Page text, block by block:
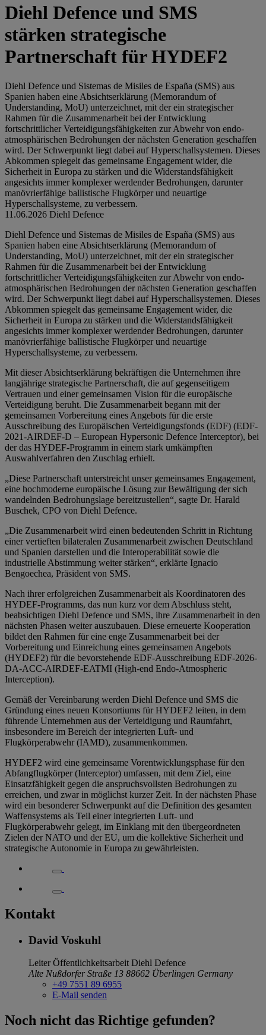
Diehl Defence und SMS
stärken strategische
Partnerschaft für HYDEF2
Diehl Defence und Sistemas de Misiles de España (SMS) aus
Spanien haben eine Absichtserklärung (Memorandum of
Understanding, MoU) unterzeichnet, mit der ein strategischer
Rahmen für die Zusammenarbeit bei der Entwicklung
fortschrittlicher Verteidigungsfähigkeiten zur Abwehr von endo-
atmosphärischen Bedrohungen der nächsten Generation geschaffen
wird. Der Schwerpunkt liegt dabei auf Hyperschallsystemen. Dieses
Abkommen spiegelt das gemeinsame Engagement wider, die
Sicherheit in Europa zu stärken und die Widerstandsfähigkeit
angesichts immer komplexer werdender Bedrohungen, darunter
manövrierfähige ballistische Flugkörper und neuartige
Hyperschallsysteme, zu verbessern.
11.06.2026 Diehl Defence
Diehl Defence und Sistemas de Misiles de España (SMS) aus
Spanien haben eine Absichtserklärung (Memorandum of
Understanding, MoU) unterzeichnet, mit der ein strategischer
Rahmen für die Zusammenarbeit bei der Entwicklung
fortschrittlicher Verteidigungsfähigkeiten zur Abwehr von endo-
atmosphärischen Bedrohungen der nächsten Generation geschaffen
wird. Der Schwerpunkt liegt dabei auf Hyperschallsystemen. Dieses
Abkommen spiegelt das gemeinsame Engagement wider, die
Sicherheit in Europa zu stärken und die Widerstandsfähigkeit
angesichts immer komplexer werdender Bedrohungen, darunter
manövrierfähige ballistische Flugkörper und neuartige
Hyperschallsysteme, zu verbessern.
Mit dieser Absichtserklärung bekräftigen die Unternehmen ihre
langjährige strategische Partnerschaft, die auf gegenseitigem
Vertrauen und einer gemeinsamen Vision für die europäische
Verteidigung beruht. Die Zusammenarbeit begann mit der
gemeinsamen Vorbereitung eines Angebots für die erste
Ausschreibung des Europäischen Verteidigungsfonds (EDF) (EDF-
2021-AIRDEF-D – European Hypersonic Defence Interceptor), bei
der das HYDEF-Programm in einem stark umkämpften
Auswahlverfahren den Zuschlag erhielt.
„Diese Partnerschaft unterstreicht unser gemeinsames Engagement,
eine hochmoderne europäische Lösung zur Bewältigung der sich
wandelnden Bedrohungslage bereitzustellen“, sagte Dr. Harald
Buschek, CPO von Diehl Defence.
„Die Zusammenarbeit wird einen bedeutenden Schritt in Richtung
einer vertieften bilateralen Zusammenarbeit zwischen Deutschland
und Spanien darstellen und die Interoperabilität sowie die
industrielle Abstimmung weiter stärken“, erklärte Ignacio
Bengoechea, Präsident von SMS.
Nach ihrer erfolgreichen Zusammenarbeit als Koordinatoren des
HYDEF-Programms, das nun kurz vor dem Abschluss steht,
beabsichtigen Diehl Defence und SMS, ihre Zusammenarbeit in den
nächsten Phasen weiter auszubauen. Diese erneuerte Kooperation
bildet den Rahmen für eine enge Zusammenarbeit bei der
Vorbereitung und Einreichung eines gemeinsamen Angebots
(HYDEF2) für die bevorstehende EDF-Ausschreibung EDF-2026-
DA-ACC-AIRDEF-EATMI (High-end Endo-Atmospheric
Interception).
Gemäß der Vereinbarung werden Diehl Defence und SMS die
Gründung eines neuen Konsortiums für HYDEF2 leiten, in dem
führende Unternehmen aus der Verteidigung und Raumfahrt,
insbesondere im Bereich der integrierten Luft- und
Flugkörperabwehr (IAMD), zusammenkommen.
HYDEF2 wird eine gemeinsame Vorentwicklungsphase für den
Abfangflugkörper (Interceptor) umfassen, mit dem Ziel, eine
Einsatzfähigkeit gegen die anspruchsvollsten Bedrohungen zu
erreichen, und zwar in möglichst kurzer Zeit. In der nächsten Phase
wird ein besonderer Schwerpunkt auf die Definition des gesamten
Waffensystems als Teil einer integrierten Luft- und
Flugkörperabwehr gelegt, im Einklang mit den übergeordneten
Zielen der NATO und der EU, um die kollektive Sicherheit und
strategische Autonomie in Europa zu gewährleisten.
Kontakt
David Voskuhl
Leiter Öffentlichkeitsarbeit Diehl Defence
Alte Nußdorfer Straße 13 88662 Überlingen Germany
+49 7551 89 6955
E-Mail senden
Noch nicht das Richtige gefunden?